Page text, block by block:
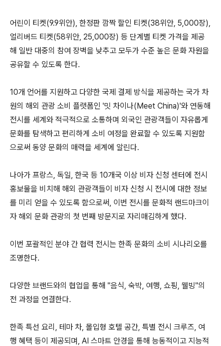
어린이 티켓(9.9위안), 한정판 깜짝 할인 티켓(38위안, 5,000장),
얼리버드 티켓(58위안, 25,000장) 등 단계별 티켓 가격을 제공
해 일반 대중의 참여 장벽을 낮추고 모두가 수준 높은 문화 자원을
공유할 수 있도록 한다.
10개 언어를 지원하고 다양한 국제 결제 방식을 제공하는 국가 차
원의 해외 관광 소비 플랫폼인 '밋 차이나(Meet China)'와 연동해
전시를 세계와 적극적으로 소통하며 외국인 관광객들이 자유롭게
문화를 탐색하고 편리하게 소비 여정을 완료할 수 있도록 지원함
으로써 동양 문화의 매력을 세계에 알린다.
나아가 프랑스, 독일, 한국 등 10개국 이상 비자 신청 센터에 전시
홍보물을 비치해 해외 관광객들이 비자 신청 시 전시에 대한 정보
를 미리 얻을 수 있도록 함으로써, 이번 전시를 문화적 랜드마크이
자 해외 문화 관광의 첫 번째 방문지로 자리매김하게 했다.
이번 포괄적인 분야 간 협력 전시는 한족 문화의 소비 시나리오를
조명한다.
다양한 브랜드와의 협업을 통해 "음식, 숙박, 여행, 쇼핑, 웰빙"의
전 과정을 연결한다.
한족 특선 요리, 테마 차, 몰입형 호텔 공간, 특별 전시 크루즈, 여
행 혜택 등이 제공되며, AI 스마트 안경을 통해 능동적이고 지능적